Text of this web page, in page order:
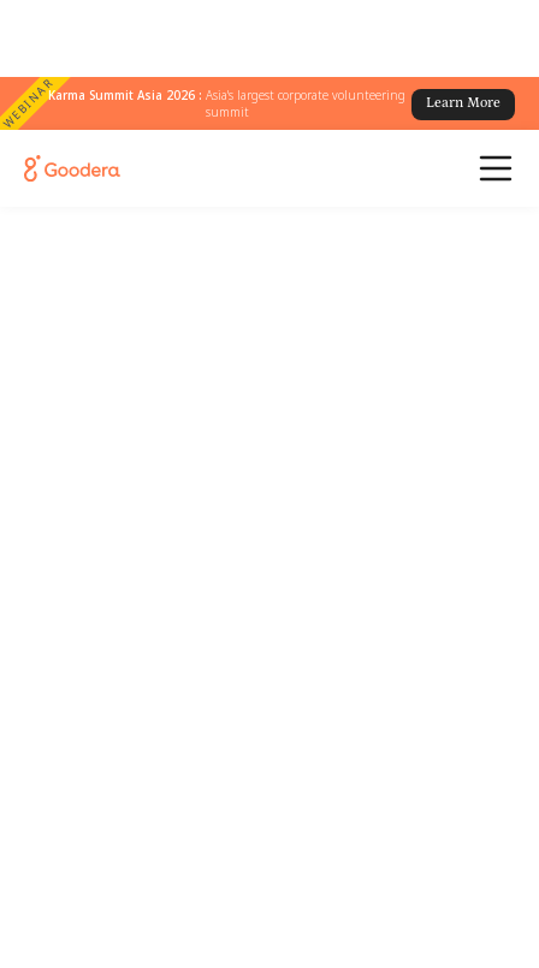
WEBINARKarma Summit Asia 2026 :Asia's largest corporate volunteering
summit
Learn More